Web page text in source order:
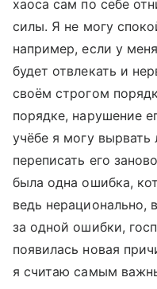
хаоса сам по себе
силы. Я не могу
например, если у
будет отвлекать и
своём строгом
порядке, нарушение
учёбе я могу вырвать
переписать его
была одна ошибка,
ведь нерационально,
за одной ошибки,
появилась новая
я считаю самым